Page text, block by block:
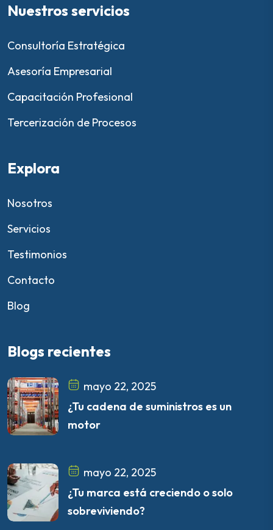
Nuestros servicios
Consultoría Estratégica
Asesoría Empresarial
Capacitación Profesional
Tercerización de Procesos
Explora
Nosotros
Servicios
Testimonios
Contacto
Blog
Blogs recientes
mayo 22, 2025
¿Tu cadena de suministros es un
motor
mayo 22, 2025
¿Tu marca está creciendo o solo
sobreviviendo?